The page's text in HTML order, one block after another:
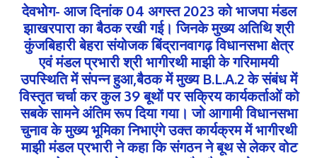
देवभोग- आज दिनांक 04 अगस्त 2023 को भाजपा मंडल
झाखरपारा का बैठक रखी गई। जिनके मुख्य अतिथि श्री
कुंजबिहारी बेहरा संयोजक बिंद्रानवागढ़ विधानसभा क्षेत्र
एवं मंडल प्रभारी श्री भागीरथी माझी के गरिमामयी
उपस्थिति में संपन्न हुआ,बैठक में मुख्य B.L.A.2 के संबंध में
विस्तृत चर्चा कर कुल 39 बूथों पर सक्रिय कार्यकर्ताओं को
सबके सामने अंतिम रूप दिया गया। जो आगामी विधानसभा
चुनाव के मुख्य भूमिका निभाएंगे उक्त कार्यक्रम में भागीरथी
माझी मंडल प्रभारी ने कहा कि संगठन ने बूथ से लेकर वोट